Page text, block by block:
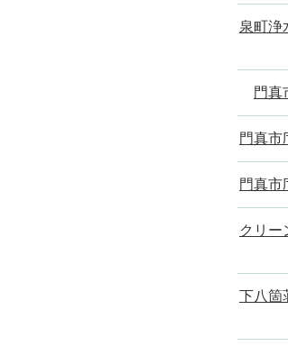
泉町浄
門真
門真市
門真市
クリー
下八箇